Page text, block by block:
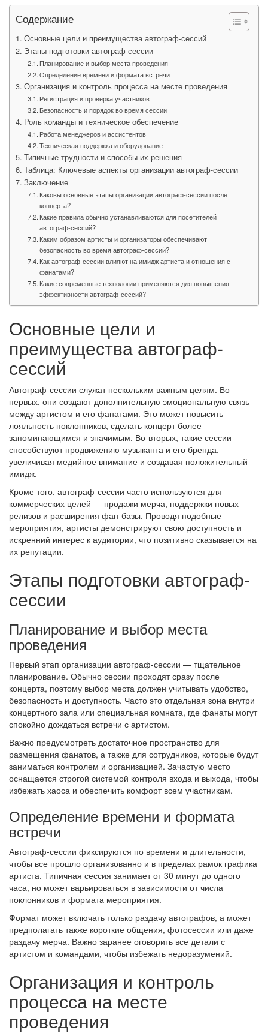
Содержание
Основные цели и преимущества автограф-сессий
Этапы подготовки автограф-сессии
Планирование и выбор места проведения
Определение времени и формата встречи
Организация и контроль процесса на месте проведения
Регистрация и проверка участников
Безопасность и порядок во время сессии
Роль команды и техническое обеспечение
Работа менеджеров и ассистентов
Техническая поддержка и оборудование
Типичные трудности и способы их решения
Таблица: Ключевые аспекты организации автограф-сессии
Заключение
Каковы основные этапы организации автограф-сессии после
концерта?
Какие правила обычно устанавливаются для посетителей
автограф-сессий?
Каким образом артисты и организаторы обеспечивают
безопасность во время автограф-сессий?
Как автограф-сессии влияют на имидж артиста и отношения с
фанатами?
Какие современные технологии применяются для повышения
эффективности автограф-сессий?
Основные цели и
преимущества автограф-
сессий
Автограф-сессии служат нескольким важным целям. Во-
первых, они создают дополнительную эмоциональную связь
между артистом и его фанатами. Это может повысить
лояльность поклонников, сделать концерт более
запоминающимся и значимым. Во-вторых, такие сессии
способствуют продвижению музыканта и его бренда,
увеличивая медийное внимание и создавая положительный
имидж.
Кроме того, автограф-сессии часто используются для
коммерческих целей — продажи мерча, поддержки новых
релизов и расширения фан-базы. Проводя подобные
мероприятия, артисты демонстрируют свою доступность и
искренний интерес к аудитории, что позитивно сказывается на
их репутации.
Этапы подготовки автограф-
сессии
Планирование и выбор места
проведения
Первый этап организации автограф-сессии — тщательное
планирование. Обычно сессии проходят сразу после
концерта, поэтому выбор места должен учитывать удобство,
безопасность и доступность. Часто это отдельная зона внутри
концертного зала или специальная комната, где фанаты могут
спокойно дождаться встречи с артистом.
Важно предусмотреть достаточное пространство для
размещения фанатов, а также для сотрудников, которые будут
заниматься контролем и организацией. Зачастую место
оснащается строгой системой контроля входа и выхода, чтобы
избежать хаоса и обеспечить комфорт всем участникам.
Определение времени и формата
встречи
Автограф-сессии фиксируются по времени и длительности,
чтобы все прошло организованно и в пределах рамок графика
артиста. Типичная сессия занимает от 30 минут до одного
часа, но может варьироваться в зависимости от числа
поклонников и формата мероприятия.
Формат может включать только раздачу автографов, а может
предполагать также короткие общения, фотосессии или даже
раздачу мерча. Важно заранее оговорить все детали с
артистом и командами, чтобы избежать недоразумений.
Организация и контроль
процесса на месте
проведения